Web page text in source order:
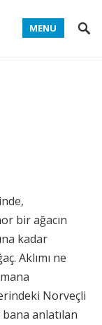
MENU
bir ağacın
kadar
Aklımı ne
Norveçli
anlatılan